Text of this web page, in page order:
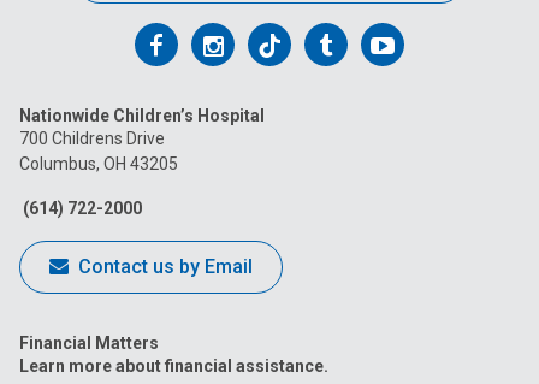
Follow
on
Facebook
Follow
on
Follow
on
FollowFollow
Nationwide Children’s Hospital
700 Childrens Drive
Columbus, OH 43205
(614) 722-2000
Contact us by Email
Financial Matters
Learn more about financial assistance.